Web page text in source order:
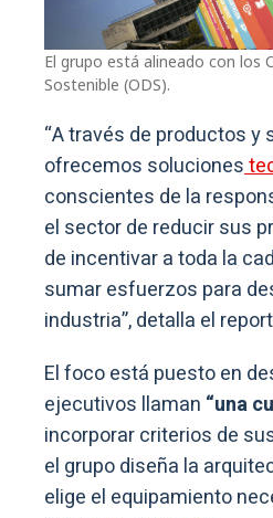
El grupo está alineado con los
Sostenible (ODS).
“A través de productos y
ofrecemos soluciones
conscientes de la
el sector de reducir sus
de incentivar a toda la
sumar esfuerzos para
industria”, detalla el
El foco está puesto en
ejecutivos llaman “una
incorporar criterios de
el grupo diseña la
elige el equipamiento